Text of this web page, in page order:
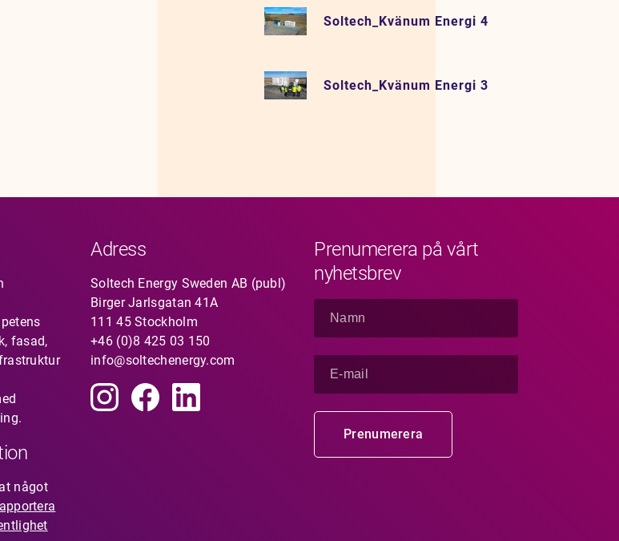
Soltech_Kvänum Energi 4
Soltech_Kvänum Energi 3
fasad,
något
Adress
Soltech Energy Sweden AB (publ)
Birger Jarlsgatan 41A
111 45 Stockholm
+46 (0)8 425 03 150
info@soltechenergy.com
Prenumerera på vårt
nyhetsbrev